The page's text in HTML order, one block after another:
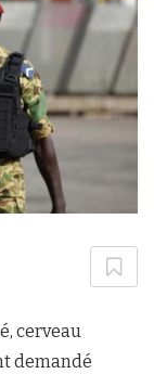
cerveau
demandé